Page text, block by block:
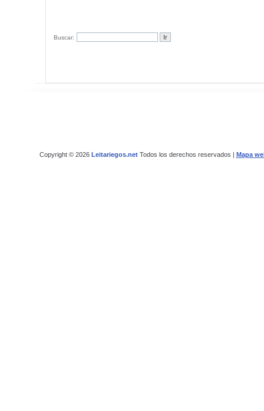
Buscar:
Copyright © 2026 Leitariegos.netTodos los derechos reservados | Mapa